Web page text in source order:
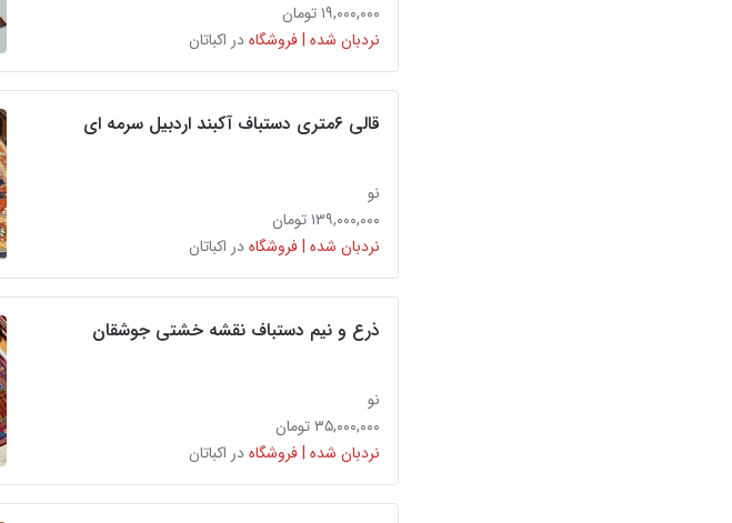
۱۹,۰۰۰,۰۰۰ تومان
نردبان شده | فروشگاهدر اکباتان
قالی ۶متری دستباف آکبند اردبیل سرمه ای
نو
۱۳۹,۰۰۰,۰۰۰ تومان
نردبان شده | فروشگاهدر اکباتان
ذرع و نیم دستباف نقشه خشتی جوشقان
نو
۳۵,۰۰۰,۰۰۰ تومان
نردبان شده | فروشگاهدر اکباتان